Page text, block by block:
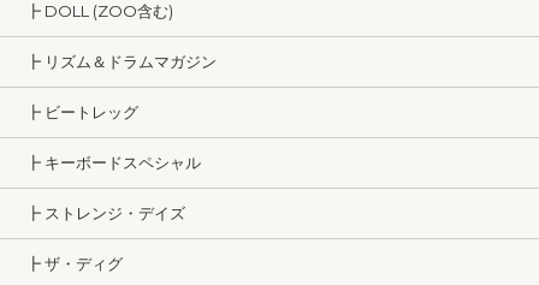
┣ DOLL (ZOO含む)
┣ リズム＆ドラムマガジン
┣ ビートレッグ
┣ キーボードスペシャル
┣ ストレンジ・デイズ
┣ ザ・ディグ